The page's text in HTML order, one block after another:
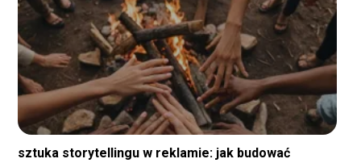
sztuka storytellingu w reklamie: jak budować